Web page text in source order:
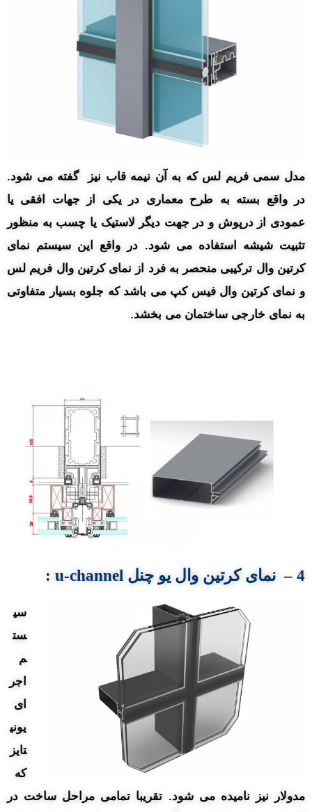
مدل سمی فریم لس که به آن نیمه قاب نیز گفته می شود.
در واقع بسته به طرح معماری در یکی از جهات افقی یا
عمودی از درپوش و در جهت دیگر لاستیک یا چسب به منظور
تثبیت شیشه استفاده می شود. در واقع این سیستم نمای
کرتین وال ترکیبی منحصر به فرد از نمای کرتین وال فریم لس
و نمای کرتین وال فیس کپ می باشد که جلوه بسیار متفاوتی
به نمای خارجی ساختمان می بخشد.
4 – نمای کرتین وال یو چنل u-channel
:
سی
ست
م
اجر
ای
یونی
تایز
که
مدولار نیز نامیده می شود. تقریبا تمامی مراحل ساخت در